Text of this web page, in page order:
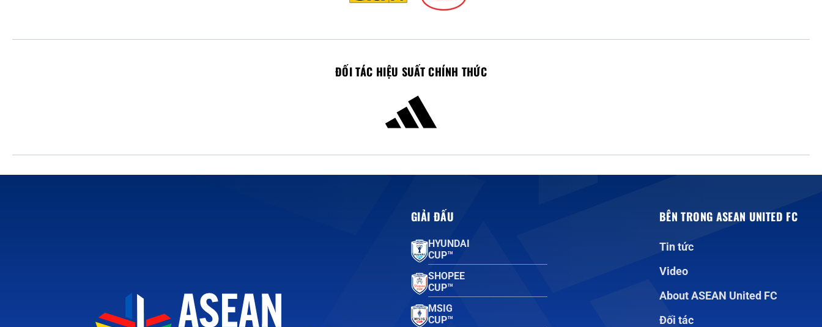
ĐỐI TÁC HIỆU SUẤT CHÍNH THỨC
GIẢI ĐẤU
HYUNDAI
CUP™
SHOPEE
CUP™
MSIG
CUP™
BÊN TRONG ASEAN UNITED FC
Tin tức
Video
About ASEAN United FC
Đối tác